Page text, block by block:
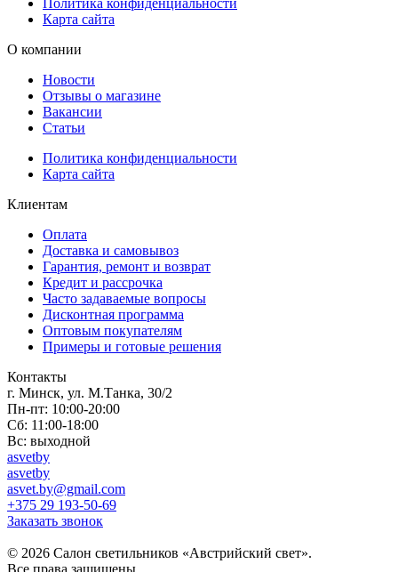
Политика конфиденциальности
Карта сайта
О компании
Новости
Отзывы о магазине
Вакансии
Статьи
Политика конфиденциальности
Карта сайта
Клиентам
Оплата
Доставка и самовывоз
Гарантия, ремонт и возврат
Кредит и рассрочка
Часто задаваемые вопросы
Дисконтная программа
Оптовым покупателям
Примеры и готовые решения
Контакты
г. Минск, ул. М.Танка, 30/2
Пн-пт: 10:00-20:00
Сб: 11:00-18:00
Вс: выходной
asvetby
asvetby
asvet.by@gmail.com
+375 29 193-50-69
Заказать звонок
© 2026 Салон светильников «Австрийский свет».